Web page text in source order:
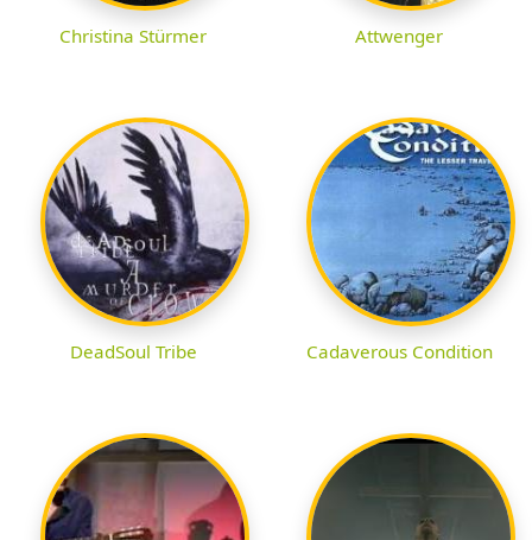
Christina Stürmer Attwenger
DeadSoul Tribe Cadaverous Condition